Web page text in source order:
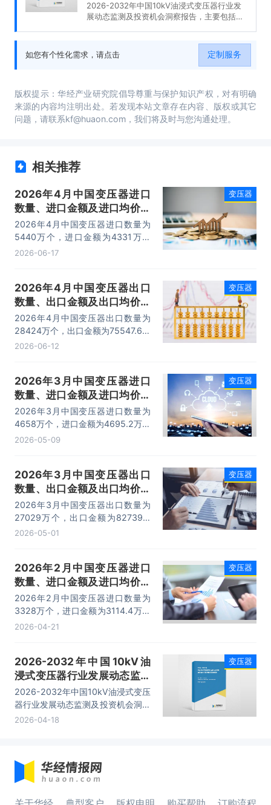
2026-2032年中国10kV油浸式变压器行业发
展动态监测及投资机会洞察报告，主要包括国
内容。
如您有个性化需求，请点击 定制服务
版权提示：华经产业研究院倡导尊重与保护知识产权，对有明确
来源的内容均注明出处。若发现本站文章存在内容、版权或其它
问题，请联系kf@huaon.com，我们将及时与您沟通处理。
相关推荐
2026年4月中国变压器进口
数量、进口金额及进口均价统
计分析
2026年4月中国变压器进口数量为
5440万个，进口金额为4331万美
元，进口均价为0.8美元/个。
2026-06-17
变压器
2026年4月中国变压器出口
数量、出口金额及出口均价统
计分析
2026年4月中国变压器出口数量为
28424万个，出口金额为75547.6万
美元，出口均价为2.7美元/个。
2026-06-12
变压器
2026年3月中国变压器进口
数量、进口金额及进口均价统
计分析
2026年3月中国变压器进口数量为
4658万个，进口金额为4695.2万美
元，进口均价为1美元/个。
2026-05-09
变压器
2026年3月中国变压器出口
数量、出口金额及出口均价统
计分析
2026年3月中国变压器出口数量为
27029万个，出口金额为82739.3
万美元，出口均价为3.1美元/个。
2026-05-01
变压器
2026年2月中国变压器进口
数量、进口金额及进口均价统
计分析
2026年2月中国变压器进口数量为
3328万个，进口金额为3114.4万美
元，进口均价为0.9美元/个。
2026-04-21
变压器
2026-2032年中国10kV油
浸式变压器行业发展动态监测
及投资机会洞察报告
2026-2032年中国10kV油浸式变压
器行业发展动态监测及投资机会洞察
报告，主要包括国内重点生产厂家分
2026-04-18
变压器